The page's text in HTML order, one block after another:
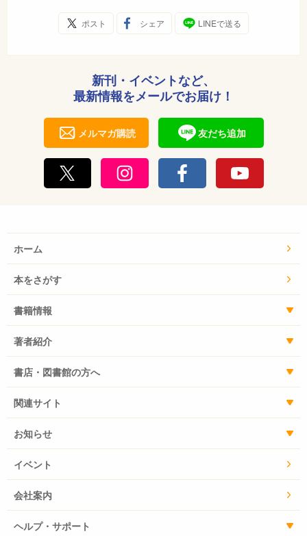
ポスト シェア LINEで送る
新刊・イベントなど、
最新情報をメールでお届け！
メルマガ購読 友だち追加
ホーム
本をさがす
書籍情報
著者紹介
書店・図書館の方へ
関連サイト
お知らせ
イベント
会社案内
ヘルプ・サポート